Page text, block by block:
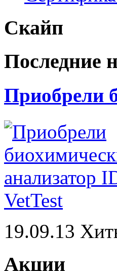
Скайп
Последние
Приобрели
19.09.13
Акции